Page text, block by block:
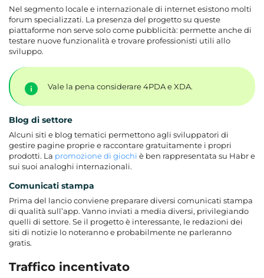
Nel segmento locale e internazionale di internet esistono molti
forum specializzati. La presenza del progetto su queste
piattaforme non serve solo come pubblicità: permette anche di
testare nuove funzionalità e trovare professionisti utili allo
sviluppo.
Vale la pena considerare 4PDA e XDA.
Blog di settore
Alcuni siti e blog tematici permettono agli sviluppatori di
gestire pagine proprie e raccontare gratuitamente i propri
prodotti. La promozione di giochi è ben rappresentata su Habr e
sui suoi analoghi internazionali.
Comunicati stampa
Prima del lancio conviene preparare diversi comunicati stampa
di qualità sull’app. Vanno inviati a media diversi, privilegiando
quelli di settore. Se il progetto è interessante, le redazioni dei
siti di notizie lo noteranno e probabilmente ne parleranno
gratis.
Traffico incentivato